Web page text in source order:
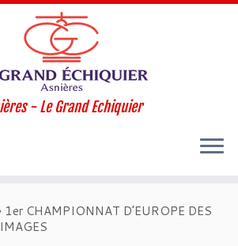
- Le Grand Echiquier
1er CHAMPIONNAT D’EUROPE DES